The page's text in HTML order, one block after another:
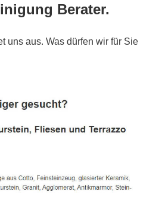
Berater.
uns aus. Was dürfen wir für Sie